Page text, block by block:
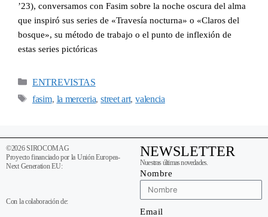
’23), conversamos con Fasim sobre la noche oscura del alma
que inspiró sus series de «Travesía nocturna» o «Claros del
bosque», su método de trabajo o el punto de inflexión de
estas series pictóricas
ENTREVISTAS
fasim, la merceria,street art,valencia
©2026 SIROCOMAG
Proyecto financiado por la Unión Europea-
Next Generation EU:
Con la colaboración de:
NEWSLETTER
Nuestras últimas novedades.
Nombre
Email